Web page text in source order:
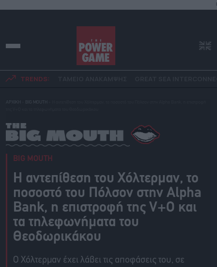
TRENDS:
ΑΡΧΙΚΗ BIG MOUTH
BIG MOUTH
Η αντεπίθεση του Χόλτερμαν, το
ποσοστό του Πόλσον στην Alpha
Bank, η επιστροφή της V+Ο και
τα τηλεφωνήματα του
Θεοδωρικάκου
Ο Χόλτερμαν έχει λάβει τις αποφάσεις του, σε